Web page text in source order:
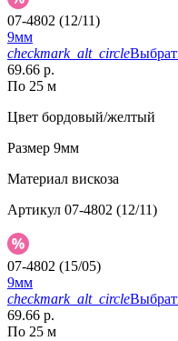
07-4802 (12/11)
9мм
checkmark_alt_circle
69.66 р.
По 25 м
Цвет бордовый/желтый
Размер 9мм
Материал вискоза
Артикул 07-4802 (12/11)
07-4802 (15/05)
9мм
checkmark_alt_circle
69.66 р.
По 25 м